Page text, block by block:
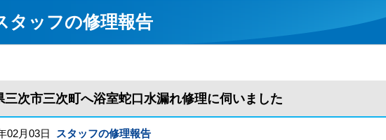
タッフの修理報告
三次市三次町へ浴室蛇口水漏れ修理に伺いました
02月03日 スタッフの修理報告